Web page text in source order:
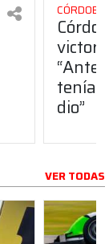
dio”
VER TODAS